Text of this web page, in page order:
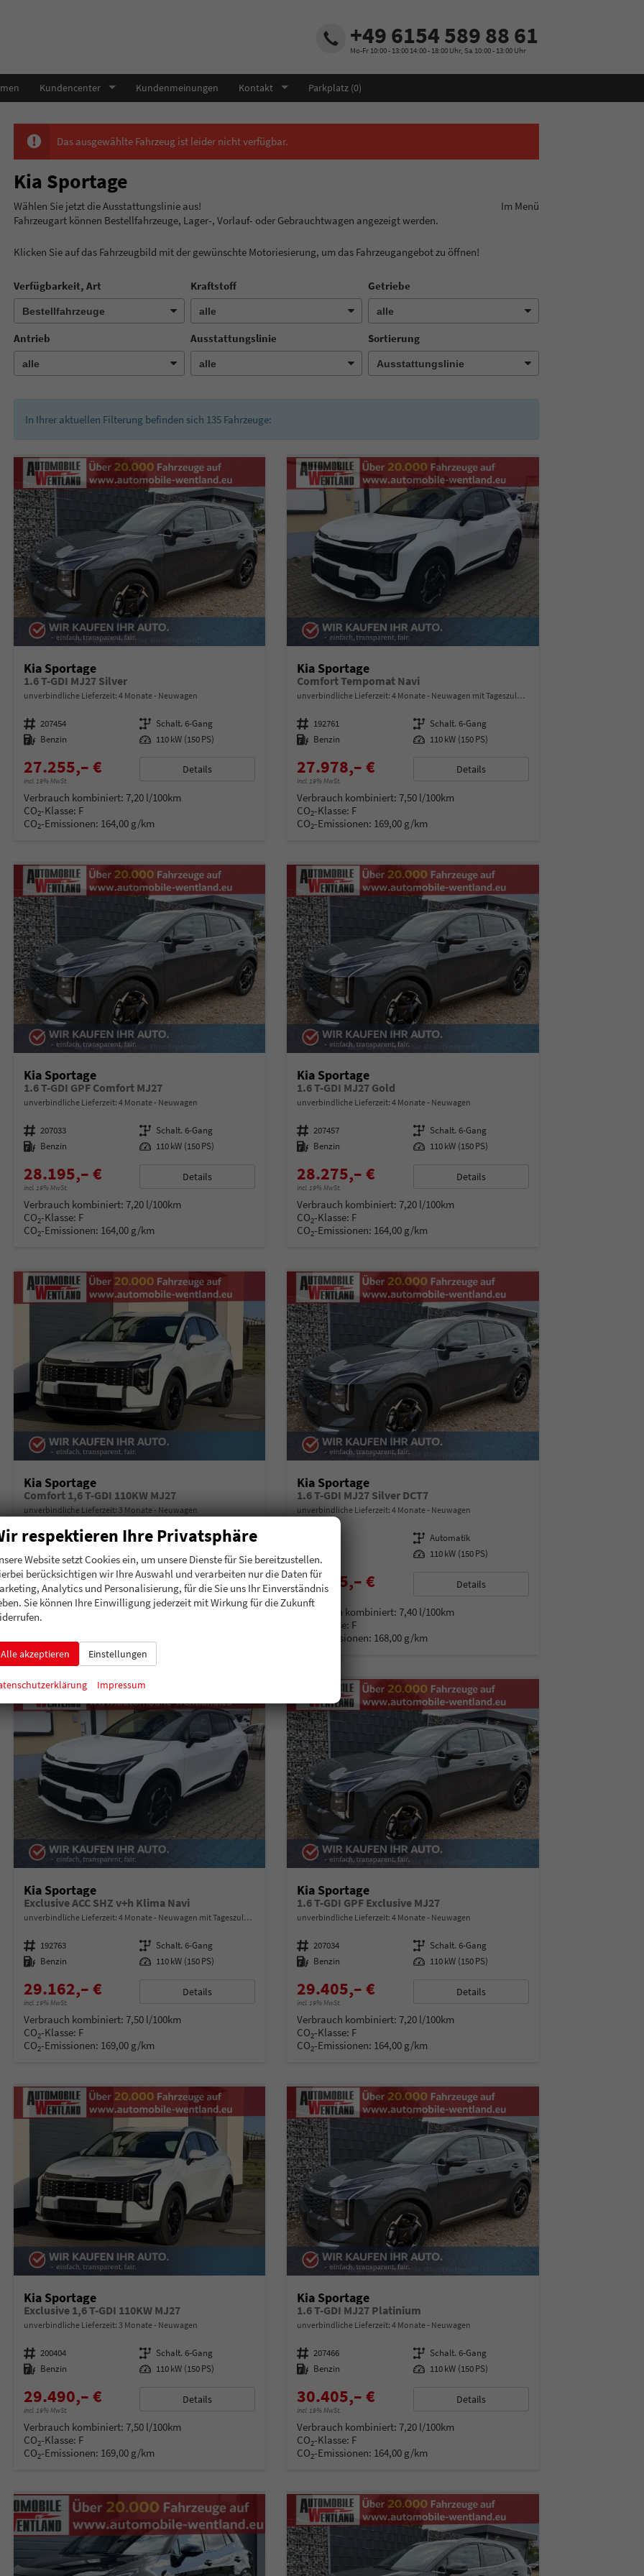
+49 6154 589 88 61
Mo-Fr 10:00 - 13:00 14:00 - 18:00 Uhr, Sa 10:00 - 13:00 Uhr
Kundencenter Kundenmeinungen Kontakt Parkplatz (0)
Das ausgewählte Fahrzeug ist leider nicht verfügbar.
Kia Sportage
Wählen Sie jetzt die Ausstattungslinie aus! Im Menü
Fahrzeugart können Bestellfahrzeuge, Lager-, Vorlauf- oder Gebrauchtwagen angezeigt werden.
Klicken Sie auf das Fahrzeugbild mit der gewünschte Motoriesierung, um das Fahrzeugangebot zu öffnen!
Verfügbarkeit, Art Kraftstoff Getriebe
Antrieb Ausstattungslinie Sortierung
In Ihrer aktuellen Filterung befinden sich 135Fahrzeuge:
Kia Sportage
1.6 T-GDI MJ27 Silver
unverbindliche Lieferzeit: 4 Monate Neuwagen
Fahrzeugnummer 207454 Getriebe Schalt. 6-Gang
Kraftstoff Benzin Leistung 110 kW (150 PS)
27.255,– €
incl. 19% MwSt.
Details
Verbrauch kombiniert: 7,20 l/100km
CO2-Klasse: F
CO2-Emissionen: 164,00 g/km
Kia Sportage
Comfort Tempomat Navi
unverbindliche Lieferzeit:4 Monate Neuwagen mit Tageszulassung
Fahrzeugnummer 192761 Getriebe Schalt. 6-Gang
Kraftstoff Benzin Leistung 110 kW (150 PS)
27.978,– €
incl. 19% MwSt.
Details
Verbrauch kombiniert:7,50 l/100km
CO2-Klasse: F
CO2-Emissionen: 169,00 g/km
Kia Sportage
1.6 T-GDI GPF Comfort MJ27
unverbindliche Lieferzeit: 4 Monate Neuwagen
Fahrzeugnummer 207033 Getriebe Schalt. 6-Gang
Kraftstoff Benzin Leistung 110 kW (150 PS)
28.195,– €
incl. 19% MwSt.
Details
Verbrauch kombiniert: 7,20 l/100km
CO2-Klasse: F
CO2-Emissionen: 164,00 g/km
Kia Sportage
1.6 T-GDI MJ27 Gold
unverbindliche Lieferzeit:4 Monate Neuwagen
Fahrzeugnummer 207457 Getriebe Schalt. 6-Gang
Kraftstoff Benzin Leistung 110 kW (150 PS)
28.275,– €
incl. 19% MwSt.
Details
Verbrauch kombiniert:7,20 l/100km
CO2-Klasse: F
CO2-Emissionen: 164,00 g/km
Kia Sportage
Comfort 1,6 T-GDI 110KW MJ27
unverbindliche Lieferzeit: 3 Monate Neuwagen
Fahrzeugnummer 200403 Getriebe Schalt. 6-Gang
Kraftstoff Benzin 110 kW (150 PS)
28.340,– €
incl. 19% MwSt.
Details
Verbrauch kombiniert:
7,50 l/100km
CO -Klasse:
2
Kia Sportage
1.6 T-GDI MJ27 Silver DCT7
unverbindliche Lieferzeit:4 Monate Neuwagen
Getriebe Automatik
Kraftstoff
Leistung 110 kW (150 PS)
29.085,– € Details
Verbrauch kombiniert:7,40 l/100km
-Klasse: F
-Emissionen: 168,00 g/km
Kia Sportage
Exclusive ACC SHZ v+h Klima Navi
unverbindliche Lieferzeit: 4 Monate Neuwagen mit Tageszulassung
Fahrzeugnummer 192763 Getriebe Schalt. 6-Gang
Kraftstoff Benzin Leistung 110 kW (150 PS)
29.162,– €
incl. 19% MwSt.
Details
Verbrauch kombiniert: 7,50 l/100km
CO2-Klasse: F
CO2-Emissionen: 169,00 g/km
Kia Sportage
1.6 T-GDI GPF Exclusive MJ27
unverbindliche Lieferzeit:4 Monate Neuwagen
Fahrzeugnummer 207034 Getriebe Schalt. 6-Gang
Kraftstoff Benzin Leistung 110 kW (150 PS)
29.405,– €
incl. 19% MwSt.
Details
Verbrauch kombiniert:7,20 l/100km
CO2-Klasse: F
CO2-Emissionen: 164,00 g/km
Kia Sportage
Exclusive 1,6 T-GDI 110KW MJ27
unverbindliche Lieferzeit: 3 Monate Neuwagen
Fahrzeugnummer 200404 Getriebe Schalt. 6-Gang
Kraftstoff Benzin Leistung 110 kW (150 PS)
29.490,– €
incl. 19% MwSt.
Details
Verbrauch kombiniert: 7,50 l/100km
CO2-Klasse: F
CO2-Emissionen: 169,00 g/km
Kia Sportage
1.6 T-GDI MJ27 Platinium
unverbindliche Lieferzeit:4 Monate Neuwagen
Fahrzeugnummer 207466 Getriebe Schalt. 6-Gang
Kraftstoff Benzin Leistung 110 kW (150 PS)
30.405,– €
incl. 19% MwSt.
Details
Verbrauch kombiniert:7,20 l/100km
CO2-Klasse: F
CO2-Emissionen: 164,00 g/km
respektieren Ihre Privatsphäre
Website setzt Cookies ein, um unsere Dienste für Sie bereitzustellen.
berücksichtigen wir Ihre Auswahl und verarbeiten nur die Daten für
Analytics und Personalisierung, für die Sie uns Ihr Einverständnis
Sie können Ihre Einwilligung jederzeit mit Wirkung für die Zukunft
Alle akzeptieren Einstellungen
Impressum